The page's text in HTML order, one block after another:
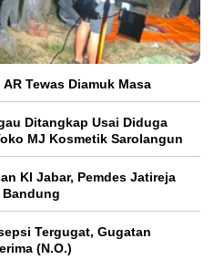
Tewas Diamuk Masa
Ditangkap Usai Diduga
MJ Kosmetik Sarolangun
KI Jabar, Pemdes Jatireja
Bandung
Tergugat, Gugatan
(N.O.)